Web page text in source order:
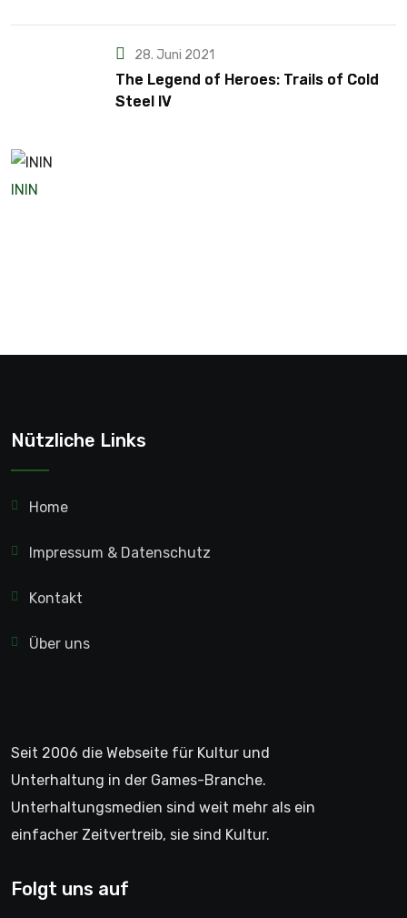
28. Juni 2021
The Legend of Heroes: Trails of Cold
Steel IV
ININ
Nützliche Links
Home
Impressum & Datenschutz
Kontakt
Über uns
Seit 2006 die Webseite für Kultur und
Unterhaltung in der Games-Branche.
Unterhaltungsmedien sind weit mehr als ein
einfacher Zeitvertreib, sie sind Kultur.
Folgt uns auf